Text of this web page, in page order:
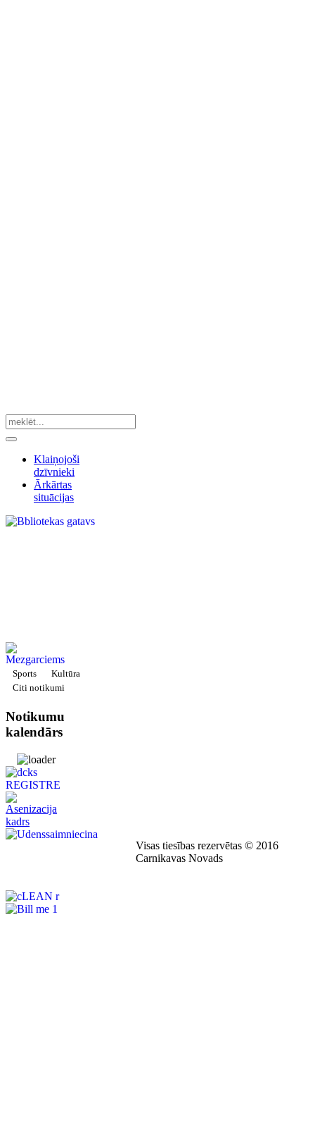
Klaiņojoši
dzīvnieki
Ārkārtas
situācijas
Sports
Kultūra
Citi notikumi
Notikumu
kalendārs
Visas tiesības rezervētas © 2016
Carnikavas Novads